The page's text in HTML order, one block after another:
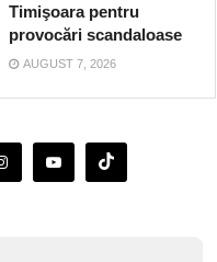
Timişoara pentru
provocări scandaloase
AUGUST 7, 2026